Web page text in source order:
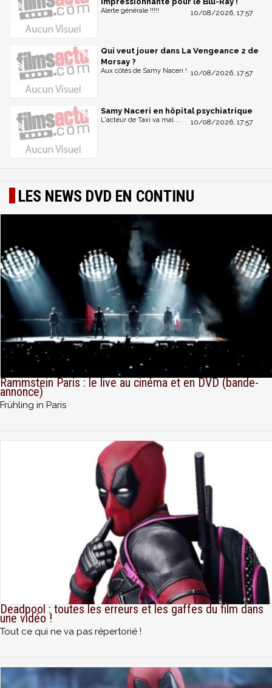
10/08/2026, 17:57
Alerte générale !!!!!
Qui veut jouer dans La Vengeance 2 de
Morsay ?
10/08/2026, 17:57
Aux côtés de Samy Naceri !
Samy Naceri en hôpital psychiatrique
10/08/2026, 17:57
L'acteur de Taxi va mal ...
LES NEWS DVD EN CONTINU
Rammstein Paris : le live au cinéma et en DVD (bande-
annonce)
Frühling in Paris
Deadpool : toutes les erreurs et les gaffes du film dans
une vidéo !
Tout ce qui ne va pas répertorié !